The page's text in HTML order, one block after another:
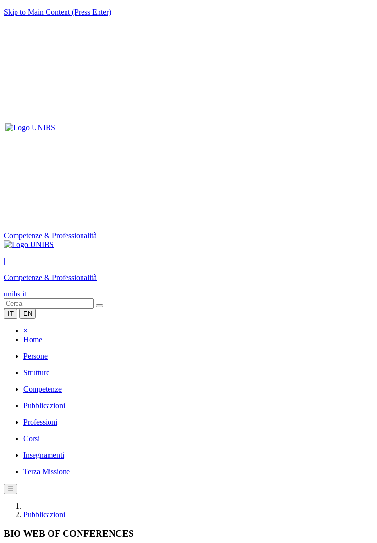
Skip to Main Content (Press Enter)
Competenze & Professionalità
|
Competenze & Professionalità
unibs.it
IT EN
×
Home
Persone
Strutture
Competenze
Pubblicazioni
Professioni
Corsi
Insegnamenti
Terza Missione
☰
Pubblicazioni
BIO WEB OF CONFERENCES